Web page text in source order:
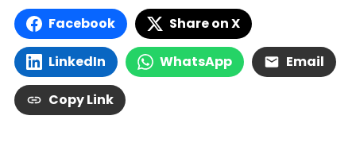
Facebook Share on X
LinkedIn WhatsApp Email
Copy Link